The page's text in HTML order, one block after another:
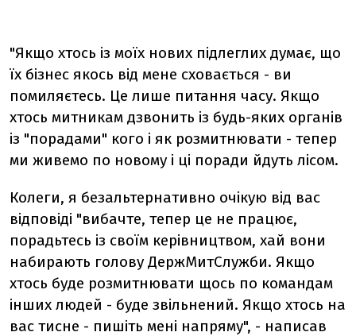
"Якщо хтось із моїх нових підлеглих думає, що
їх бізнес якось від мене сховається - ви
помиляєтесь. Це лише питання часу. Якщо
хтось митникам дзвонить із будь-яких органів
із "порадами" кого і як розмитнювати - тепер
ми живемо по новому і ці поради йдуть лісом.
Колеги, я безальтернативно очікую від вас
відповіді "вибачте, тепер це не працює,
порадьтесь із своїм керівництвом, хай вони
набирають голову ДержМитСлужби. Якщо
хтось буде розмитнювати щось по командам
інших людей - буде звільнений. Якщо хтось на
вас тисне - пишіть мені напряму", - написав